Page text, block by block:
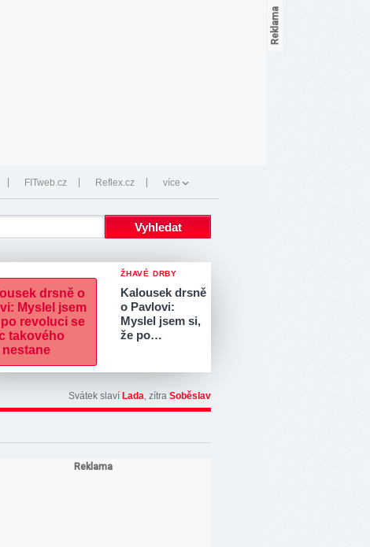
FITweb.cz Reflex.cz více
ŽHAVÉ DRBY
Kalousek drsně
o Pavlovi:
Myslel jsem si,
že po…
Svátek slaví Lada, zítra Soběslav